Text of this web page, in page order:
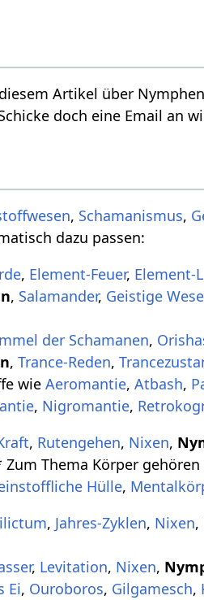
Artikel über
doch eine Email an
, Schamanismus,
dazu passen:
, Element-Feuer, Element-
, Salamander, Geistige
der Schamanen,
,Trance-Reden,
wieAeromantie,Atbash,
, Nigromantie,
, Rutengehen, Nixen,
Thema Körper
Hülle,
, Jahres-Zyklen, Nixen,
, Levitation, Nixen,
Ei, Ouroboros, Gilgamesch,